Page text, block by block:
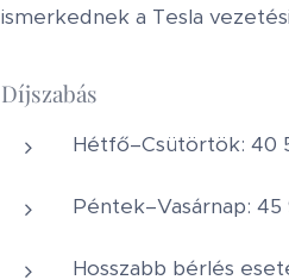
ismerkednek a Tesla
Díjszabás
Hétfő–Csütörtök: 40
Péntek–Vasárnap:
Hosszabb bérlés